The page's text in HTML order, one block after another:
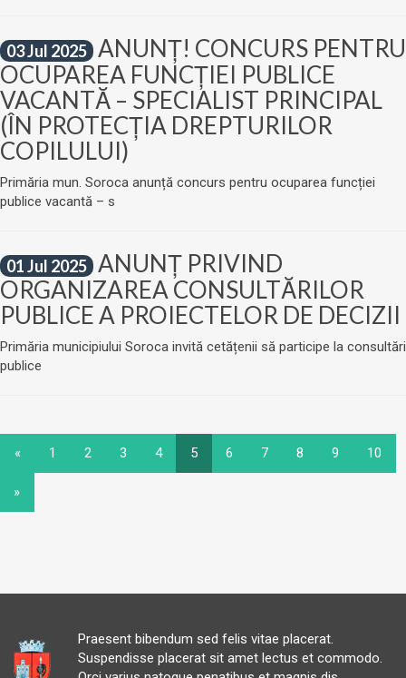
03 Jul 2025 ANUNȚ! CONCURS PENTRU
OCUPAREA FUNCȚIEI PUBLICE
VACANTĂ – SPECIALIST PRINCIPAL
(ÎN PROTECȚIA DREPTURILOR
COPILULUI)
Primăria mun. Soroca anunță concurs pentru ocuparea funcției
publice vacantă – s
01 Jul 2025 ANUNŢ PRIVIND
ORGANIZAREA CONSULTĂRILOR
PUBLICE A PROIECTELOR DE DECIZII
Primăria municipiului Soroca invită cetățenii să participe la consultări
publice
« 1 2 3 4 5 6 7 8 9 10
»
Praesent bibendum sed felis vitae placerat.
Suspendisse placerat sit amet lectus et commodo.